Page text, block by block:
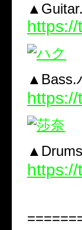
https://
▲Bass.
https://